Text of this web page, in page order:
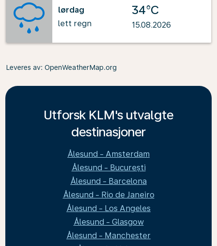
lørdag
lett regn
34°C
15.08.2026
Leveres av: OpenWeatherMap.org
Utforsk KLM's utvalgte
destinasjoner
Ålesund - Amsterdam
Ålesund - București
Ålesund - Barcelona
Ålesund - Rio de Janeiro
Ålesund - Los Angeles
Ålesund - Glasgow
Ålesund - Manchester